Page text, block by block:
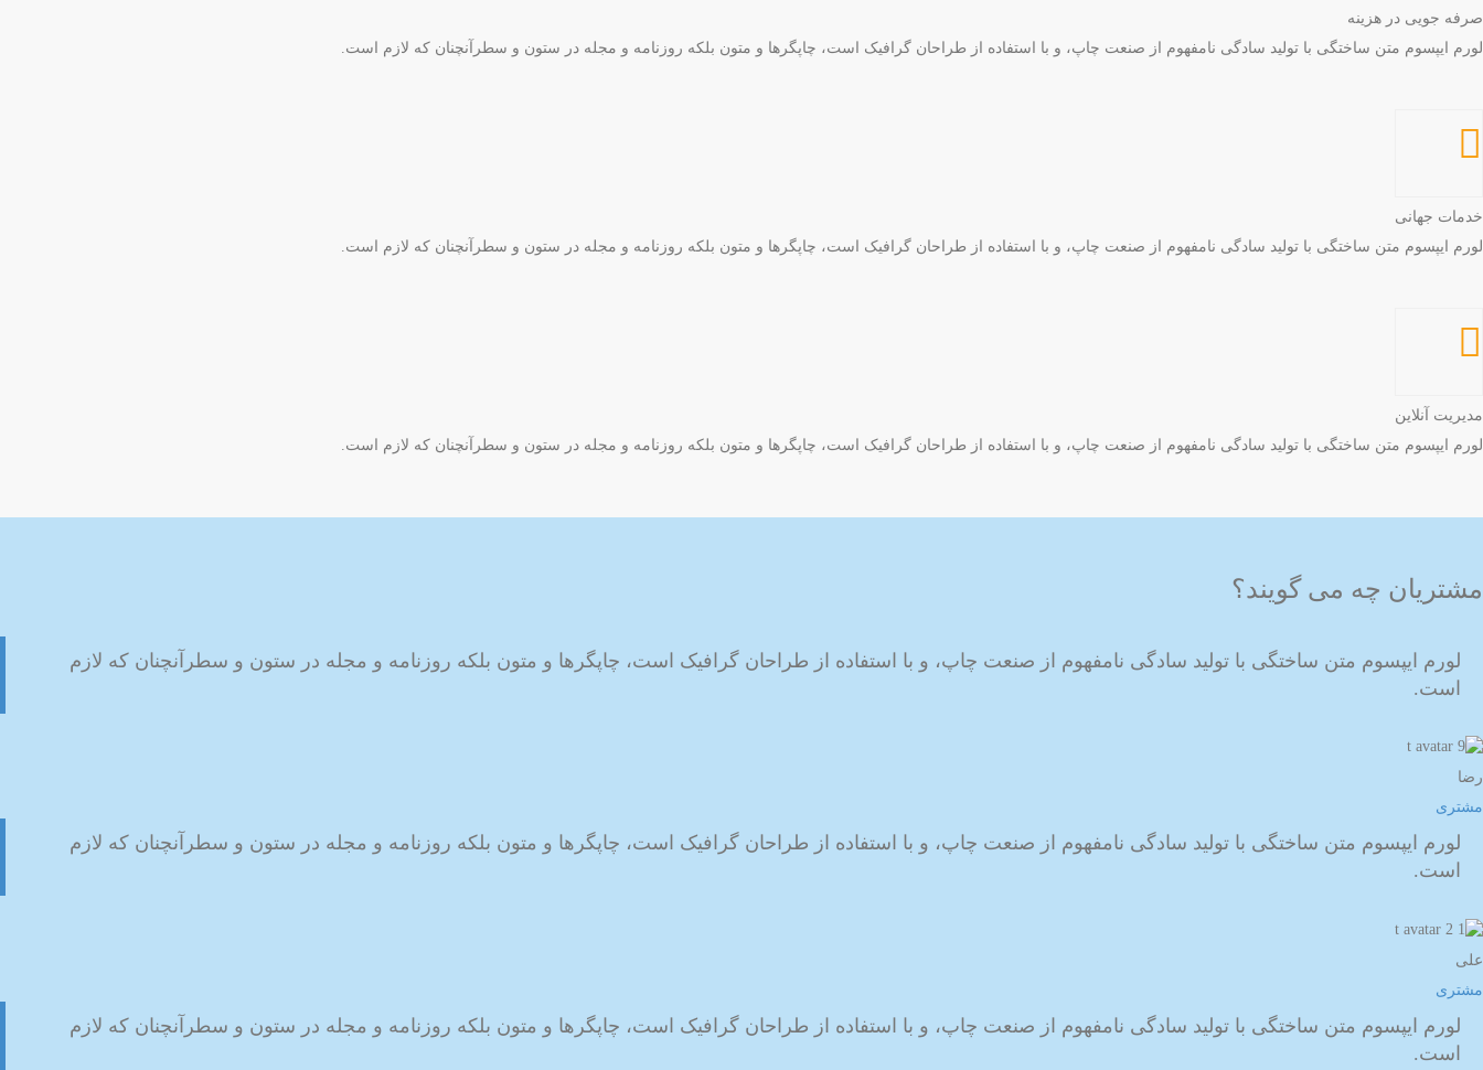
صرفه جویی در هزینه
لورم ایپسوم متن ساختگی با تولید سادگی نامفهوم از صنعت چاپ، و با استفاده از طراحان گرافیک است، چاپگرها و متون بلکه روزنامه و مجله در ستون و سطرآنچنان که لازم است.
خدمات جهانی
لورم ایپسوم متن ساختگی با تولید سادگی نامفهوم از صنعت چاپ، و با استفاده از طراحان گرافیک است، چاپگرها و متون بلکه روزنامه و مجله در ستون و سطرآنچنان که لازم است.
مدیریت آنلاین
لورم ایپسوم متن ساختگی با تولید سادگی نامفهوم از صنعت چاپ، و با استفاده از طراحان گرافیک است، چاپگرها و متون بلکه روزنامه و مجله در ستون و سطرآنچنان که لازم است.
مشتریان چه می گویند؟
لورم ایپسوم متن ساختگی با تولید سادگی نامفهوم از صنعت چاپ، و با استفاده از طراحان گرافیک است، چاپگرها و متون بلکه روزنامه و مجله در ستون و سطرآنچنان که لازم
است.
رضا
مشتری
لورم ایپسوم متن ساختگی با تولید سادگی نامفهوم از صنعت چاپ، و با استفاده از طراحان گرافیک است، چاپگرها و متون بلکه روزنامه و مجله در ستون و سطرآنچنان که لازم
است.
علی
مشتری
لورم ایپسوم متن ساختگی با تولید سادگی نامفهوم از صنعت چاپ، و با استفاده از طراحان گرافیک است، چاپگرها و متون بلکه روزنامه و مجله در ستون و سطرآنچنان که لازم
است.